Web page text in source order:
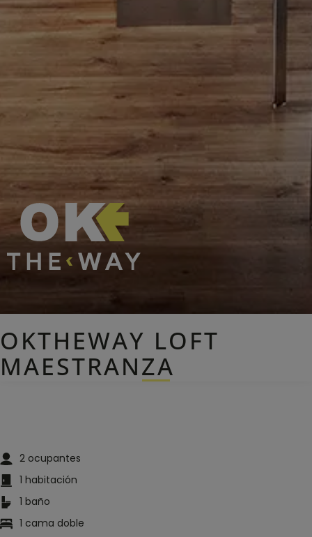
OKTHEWAY LOFT
MAESTRANZA
2 ocupantes
1 habitación
1 baño
1 cama doble